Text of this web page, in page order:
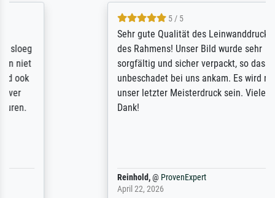
Sehr gute Qualität des Leinwanddrucks und
des Rahmens! Unser Bild wurde sehr
sorgfältig und sicher verpackt, so dass es
unbeschadet bei uns ankam. Es wird nicht
unser letzter Meisterdruck sein. Vielen
ProvenExpert